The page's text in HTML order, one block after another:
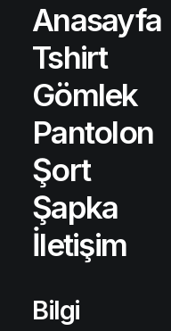
Anasayfa
Tshirt
Gömlek
Pantolon
Şort
Şapka
İletişim
Bilgi